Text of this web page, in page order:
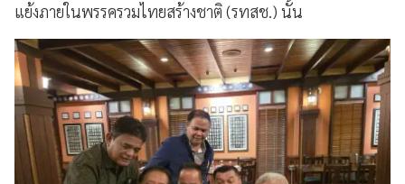
แย้งภายในพรรครวมไทยสร้างชาติ (รทสช.) นั้น